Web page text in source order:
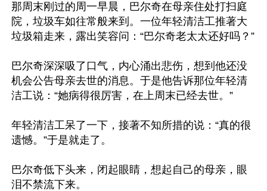
那周末刚过的周一早晨，巴尔奇在母亲住处打扫庭
院，垃圾车如往常般来到。一位年轻清洁工推著大
垃圾箱走来，露出笑容问：“巴尔奇老太太还好吗？”
巴尔奇深深吸了口气，内心涌出悲伤，想到他还没
机会公告母亲去世的消息。于是他告诉那位年轻清
洁工说：“她病得很厉害，在上周末已经去世。”
年轻清洁工呆了一下，接著不知所措的说：“真的很
遗憾。”于是就走了。
巴尔奇低下头来，闭起眼睛，想起自己的母亲，眼
泪不禁流下来。